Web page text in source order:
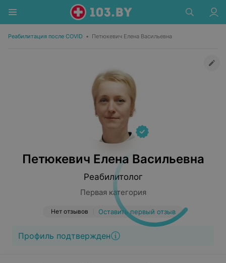
Реабилитация после COVID • Петюкевич Елена Васильевна
Петюкевич Елена Васильевна
Реабилитолог
Первая категория
Нет отзывов Оставить первый отзыв
Профиль подтвержден